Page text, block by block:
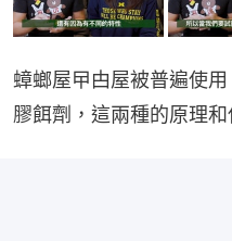
蟑螂屋曱甴屋被普遍使
膠餌劑，這兩種的原理